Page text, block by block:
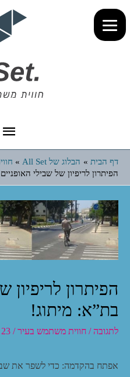
דף הבית הבלוג של All Set
הפיתרון לריפיון של שבילי
הפיתרון לריפיון
בת”א: מיתוג!
לתגובה / חווית משתמש בעיר/ 23 בספטמבר 2015
אפתח בהקדמה: כדי לשפר את